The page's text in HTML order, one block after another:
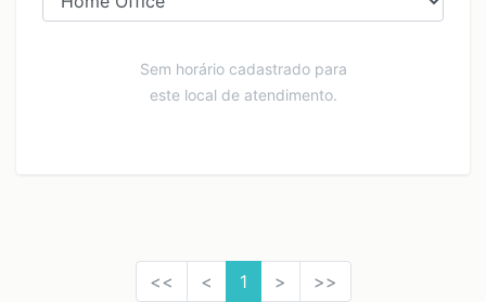
Sem horário cadastrado para
este local de atendimento.
<< < 1 > >>